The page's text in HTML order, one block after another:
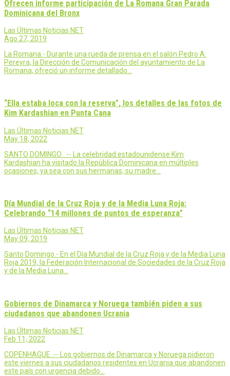
Ofrecen informe participación de La Romana Gran Parada
Dominicana del Bronx
Las Últimas Noticias NET
Ago 27, 2019
La Romana.- Durante una rueda de prensa en el salón Pedro A.
Pereyra, la Dirección de Comunicación del ayuntamiento de La
Romana, ofreció un informe detallado…
“Ella estaba loca con la reserva”, los detalles de las fotos de
Kim Kardashian en Punta Cana
Las Últimas Noticias NET
May 18, 2022
SANTO DOMINGO . -- La celebridad estadounidense Kim
Kardashian ha visitado la República Dominicana en múltiples
ocasiones, ya sea con sus hermanas, su madre…
Día Mundial de la Cruz Roja y de la Media Luna Roja:
Celebrando “14 millones de puntos de esperanza”
Las Últimas Noticias NET
May 09, 2019
Santo Domingo.- En el Día Mundial de la Cruz Roja y de la Media Luna
Roja 2019, la Federación Internacional de Sociedades de la Cruz Roja
y de la Media Luna…
Gobiernos de Dinamarca y Noruega también piden a sus
ciudadanos que abandonen Ucrania
Las Últimas Noticias NET
Feb 11, 2022
COPENHAGUE .-- Los gobiernos de Dinamarca y Noruega pidieron
este viernes a sus ciudadanos residentes en Ucrania que abandonen
este país con urgencia debido…